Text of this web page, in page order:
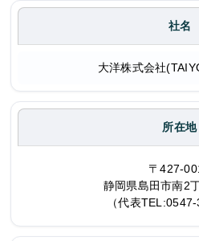
社名
大洋株式会社
所在地
〒427-
静岡県島田市南2
（代表TEL:0547-